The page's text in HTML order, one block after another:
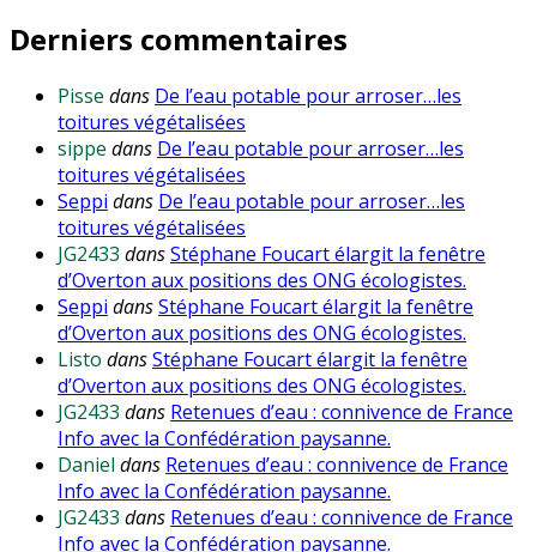
Derniers commentaires
Pisse dans De l’eau potable pour arroser…les
toitures végétalisées
sippe dans De l’eau potable pour arroser…les
toitures végétalisées
Seppi dans De l’eau potable pour arroser…les
toitures végétalisées
JG2433 dansStéphane Foucart élargit la fenêtre
d’Overton aux positions des ONG écologistes.
Seppi dansStéphane Foucart élargit la fenêtre
d’Overton aux positions des ONG écologistes.
Listo dansStéphane Foucart élargit la fenêtre
d’Overton aux positions des ONG écologistes.
JG2433 dans Retenues d’eau : connivence de France
Info avec la Confédération paysanne.
Daniel dans Retenues d’eau : connivence de France
Info avec la Confédération paysanne.
JG2433 dans Retenues d’eau : connivence de France
Info avec la Confédération paysanne.